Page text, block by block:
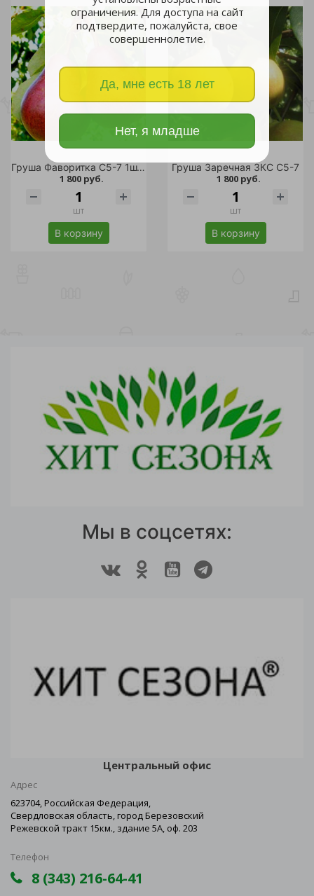
ограничения. Для доступа на сайт
подтвердите, пожалуйста, свое
совершеннолетие.
Да, мне есть 18 лет
Нет, я младше
Груша Фаворитка С5-7 1шт (4х лет саженец)
1 800 руб.
шт
В корзину
Груша Заречная ЗКС С5-7
1 800 руб.
шт
В корзину
Мы в соцсетях:
Центральный офис
Адрес
623704, Российская Федерация,
Свердловская область, город Березовский
Режевской тракт 15км., здание 5А, оф. 203
Телефон
8 (343) 216-64-41